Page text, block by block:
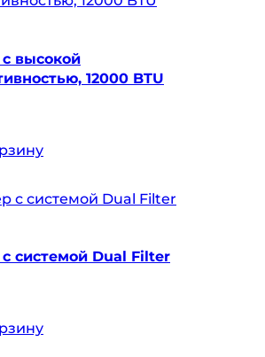
высокой
12000 BTU
системой Dual Filter